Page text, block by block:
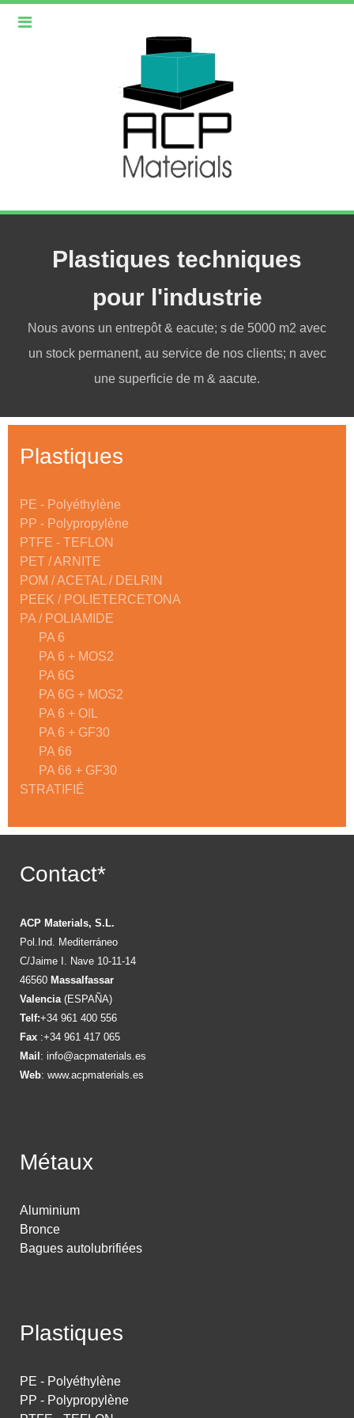
Plastiques techniques
pour l'industrie
Nous avons un entrepôt & eacute; s de 5000 m2 avec
un stock permanent, au service de nos clients; n avec
une superficie de m & aacute.
Plastiques
PE - Polyéthylène
PP - Polypropylène
PTFE - TEFLON
PET / ARNITE
POM / ACETAL / DELRIN
PEEK / POLIETERCETONA
PA / POLIAMIDE
PA 6
PA 6 + MOS2
PA 6G
PA 6G + MOS2
PA 6 + OIL
PA 6 + GF30
PA 66
PA 66 + GF30
STRATIFIÉ
Contact*
ACP Materials, S.L.
Pol.Ind. Mediterráneo
C/Jaime I. Nave 10-11-14
46560 Massalfassar
Valencia(ESPAÑA)
Telf:+34 961 400 556
Fax :+34 961 417 065
Mail : info@acpmaterials.es
Web: www.acpmaterials.es
Métaux
Aluminium
Bronce
Bagues autolubrifiées
Plastiques
PE - Polyéthylène
PP - Polypropylène